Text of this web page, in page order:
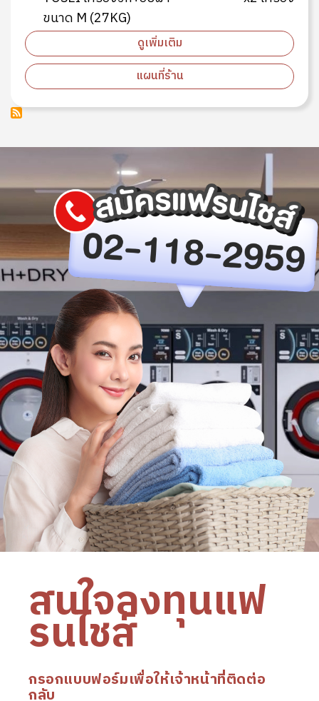
ขนาด M (27KG)
ดูเพิ่มเติม
แผนที่ร้าน
Image
สนใจลงทุนแฟ
รนไชส์
กรอกแบบฟอร์มเพื่อให้เจ้าหน้าที่ติดต่อ
กลับ